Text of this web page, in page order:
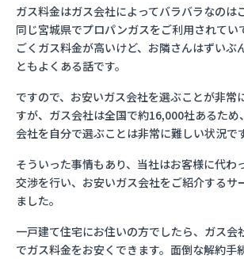
ガス料金はガス会社によってバラバラなのは
同じ宮城県でプロパンガスをご利用されてい
ごくガス料金が高いけど、お隣さんはずい
ともよくある話です。
ですので、お安いガス会社を選ぶことが非常
すが、ガス会社は全国で約16,000社あるため
会社を自分で選ぶことは非常に難しい状況です
そういった事情もあり、当社はお客様に代わ
交渉を行い、お安いガス会社をご紹介するサ
ました。
一戸建て住宅にお住いの方でしたら、ガス会
でガス料金をお安くできます。面倒な解約手